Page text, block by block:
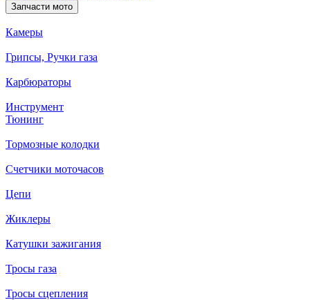
Запчасти мото
Камеры
Грипсы, Ручки газа
Карбюраторы
Инструмент
Тюнинг
Тормозные колодки
Счетчики моточасов
Цепи
Жиклеры
Катушки зажигания
Тросы газа
Тросы сцепления